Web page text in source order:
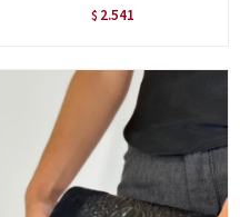
$ 2.541